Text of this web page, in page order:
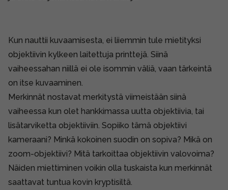
Kun nauttii kuvaamisesta, ei liiemmin tule mietityksi
objektiivin kylkeen laitettuja printtejä. Siinä
vaiheessahan niillä ei ole isommin väliä, vaan tärkeintä
on itse kuvaaminen.
Merkinnät nostavat merkitystä viimeistään siinä
vaiheessa kun olet hankkimassa uutta objektiivia, tai
lisätarviketta objektiiviin. Sopiiko tämä objektiivi
kameraani? Minkä kokoinen suodin on sopiva? Mikä on
zoom-objektiivi? Mitä tarkoittaa objektiivin valovoima?
Näiden miettiminen voikin olla tuskaista kun merkinnät
saattavat tuntua kovin kryptisiltä.